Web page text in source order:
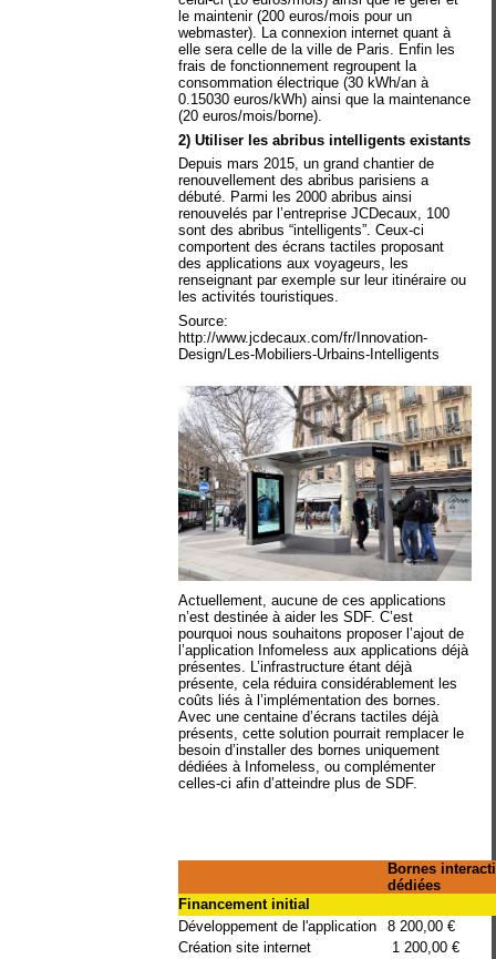
le maintenir (200 euros/mois pour un
webmaster). La connexion internet quant à
elle sera celle de la ville de Paris. Enfin les
frais de fonctionnement regroupent la
consommation électrique (30 kWh/an à
0.15030 euros/kWh) ainsi que la maintenance
(20 euros/mois/borne).
2) Utiliser les abribus intelligents existants
Depuis mars 2015, un grand chantier de
renouvellement des abribus parisiens a
débuté. Parmi les 2000 abribus ainsi
renouvelés par l’entreprise JCDecaux, 100
sont des abribus “intelligents”. Ceux-ci
comportent des écrans tactiles proposant
des applications aux voyageurs, les
renseignant par exemple sur leur itinéraire ou
les activités touristiques.
Source:
http://www.jcdecaux.com/fr/Innovation-
Design/Les-Mobiliers-Urbains-Intelligents
Actuellement, aucune de ces applications
n’est destinée à aider les SDF. C’est
pourquoi nous souhaitons proposer l’ajout de
l’application Infomeless aux applications déjà
présentes. L’infrastructure étant déjà
présente, cela réduira considérablement les
coûts liés à l’implémentation des bornes.
Avec une centaine d’écrans tactiles déjà
présents, cette solution pourrait remplacer le
besoin d’installer des bornes uniquement
dédiées à Infomeless, ou complémenter
celles-ci afin d’atteindre plus de SDF.
Bornes
dédiées
Financement initial
Développement de l'application
8 200,00 €
Création site internet
1 200,00 €